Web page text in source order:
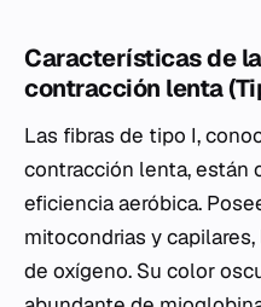
Características de
contracción lenta
Las fibras de tipo I,
contracción lenta, están
eficiencia aeróbica.
mitocondrias y
de oxígeno. Su color